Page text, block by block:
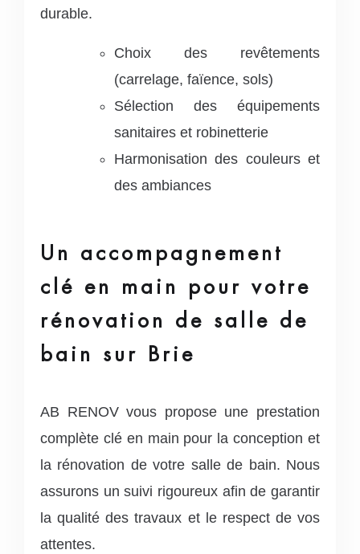
durable.
Choix des revêtements
(carrelage, faïence, sols)
Sélection des équipements
sanitaires et robinetterie
Harmonisation des couleurs et
des ambiances
Un accompagnement
clé en main pour votre
rénovation de salle de
bain sur Brie
AB RENOV vous propose une prestation
complète clé en main pour la conception et
la rénovation de votre salle de bain. Nous
assurons un suivi rigoureux afin de garantir
la qualité des travaux et le respect de vos
attentes.